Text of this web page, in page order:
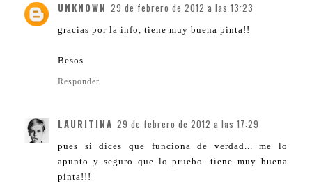
UNKNOWN 29 de febrero de 2012 a las 13:23
gracias por la info, tiene muy buena pinta!!
Besos
Responder
LAURITINA 29 de febrero de 2012 a las 17:29
pues si dices que funciona de verdad... me lo
apunto y seguro que lo pruebo. tiene muy buena
pinta!!!